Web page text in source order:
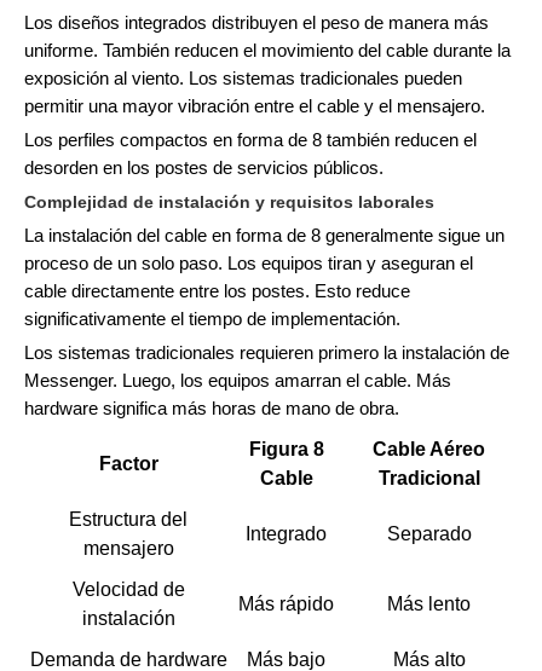
Los diseños integrados distribuyen el peso de manera más
uniforme. También reducen el movimiento del cable durante la
exposición al viento. Los sistemas tradicionales pueden
permitir una mayor vibración entre el cable y el mensajero.
Los perfiles compactos en forma de 8 también reducen el
desorden en los postes de servicios públicos.
Complejidad de instalación y requisitos laborales
La instalación del cable en forma de 8 generalmente sigue un
proceso de un solo paso. Los equipos tiran y aseguran el
cable directamente entre los postes. Esto reduce
significativamente el tiempo de implementación.
Los sistemas tradicionales requieren primero la instalación de
Messenger. Luego, los equipos amarran el cable. Más
hardware significa más horas de mano de obra.
Factor
Figura 8
Cable
Cable Aéreo
Tradicional
Estructura del
mensajero
Integrado Separado
Velocidad de
instalación
Más rápido Más lento
Demanda de hardware Más bajo
Más alto